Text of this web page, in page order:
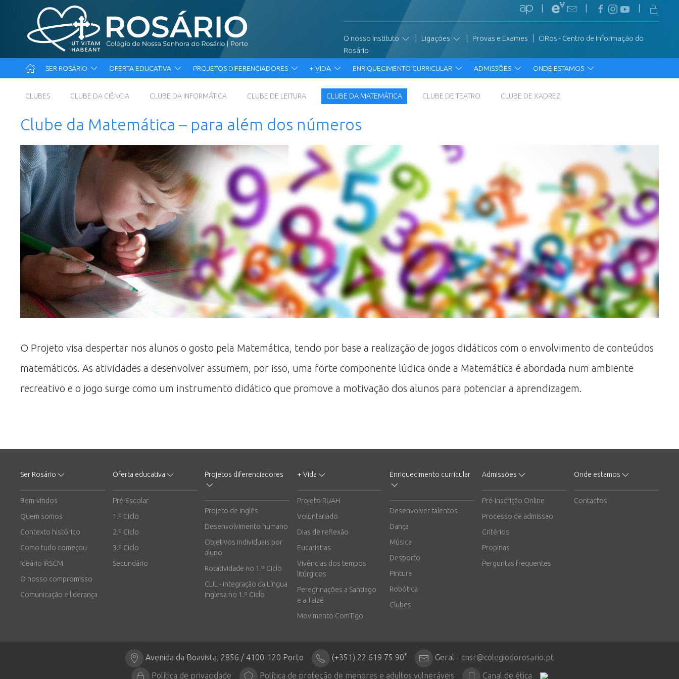
O nosso Instituto Ligações Provas e Exames
CIRos - Centro de Informação do
Rosário
SER ROSÁRIO OFERTA EDUCATIVA PROJETOS DIFERENCIADORES + VIDA ENRIQUECIMENTO CURRICULAR ADMISSÕES ONDE ESTAMOS
CLUBES CLUBE DA CIÊNCIA CLUBE DA INFORMÁTICA CLUBE DE LEITURA CLUBE DA MATEMÁTICA CLUBE DE TEATRO CLUBE DE XADREZ
Clube da Matemática – para além dos números
O Projeto visa despertar nos alunos o gosto pela Matemática, tendo por base a realização de jogos didáticos com o envolvimento de conteúdos
matemáticos. As atividades a desenvolver assumem, por isso, uma forte componente lúdica onde a Matemática é abordada num ambiente
recreativo e o jogo surge como um instrumento didático que promove a motivação dos alunos para potenciar a aprendizagem.
Ser Rosário
Bem-vindos
Quem somos
Contexto histórico
Como tudo começou
Ideário IRSCM
O nosso compromisso
Comunicação e liderança
Oferta educativa
Pré-Escolar
1.º Ciclo
2.º Ciclo
3.º Ciclo
Secundário
Projetos diferenciadores
Projeto de inglês
Desenvolvimento humano
Objetivos individuais por
aluno
Rotatividade no 1.º Ciclo
CLIL - integração da Língua
inglesa no 1.º Ciclo
+ Vida
Projeto RUAH
Voluntariado
Dias de reflexão
Eucaristias
Vivências dos tempos
litúrgicos
Peregrinações a Santiago
e a Taizé
Movimento ComTigo
Enriquecimento curricular
Desenvolver talentos
Dança
Música
Desporto
Pintura
Robótica
Clubes
Admissões
Pré-Inscrição Online
Processo de admissão
Critérios
Propinas
Perguntas frequentes
Onde estamos
Contactos
Avenida da Boavista, 2856 / 4100-120 Porto (+351) 22 619 75 90* Geral - cnsr@colegiodorosario.pt
Política de privacidade
Política de proteção de menores e adultos vulneráveis Canal de ética